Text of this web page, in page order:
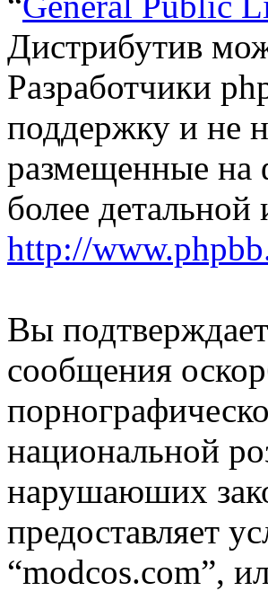
Дистрибутив
Разработчики
поддержку и не
размещенные на
более
http://
Вы
сообщения
национальной
нарушаюших
предоставляет
“modcos.com”,